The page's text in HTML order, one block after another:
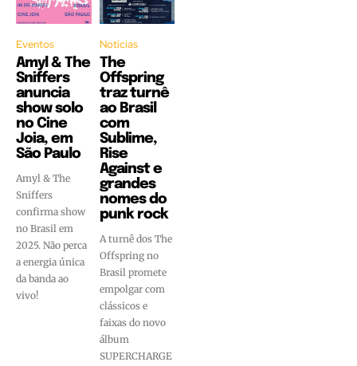
Eventos
Amyl & The
Sniffers
anuncia
show solo
no Cine
Joia, em
São Paulo
Amyl & The
Sniffers
confirma show
no Brasil em
2025. Não perca
a energia única
da banda ao
vivo!
Notícias
The
Offspring
traz turnê
ao Brasil
com
Sublime,
Rise
Against e
grandes
nomes do
punk rock
A turnê dos The
Offspring no
Brasil promete
empolgar com
clássicos e
faixas do novo
álbum
SUPERCHARGE